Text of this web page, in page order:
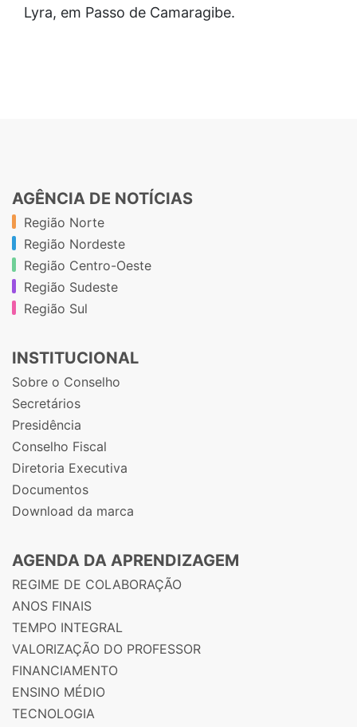
Lyra, em Passo de Camaragibe.
AGÊNCIA DE NOTÍCIAS
Região Norte
Região Nordeste
Região Centro-Oeste
Região Sudeste
Região Sul
INSTITUCIONAL
Sobre o Conselho
Secretários
Presidência
Conselho Fiscal
Diretoria Executiva
Documentos
Download da marca
AGENDA DA APRENDIZAGEM
REGIME DE COLABORAÇÃO
ANOS FINAIS
TEMPO INTEGRAL
VALORIZAÇÃO DO PROFESSOR
FINANCIAMENTO
ENSINO MÉDIO
TECNOLOGIA